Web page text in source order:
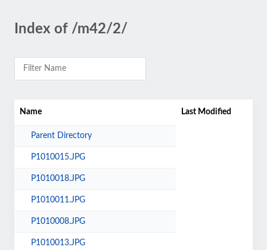
Index of /m42/2/
Name Last Modified
Parent Directory
P1010015.JPG
P1010018.JPG
P1010011.JPG
P1010008.JPG
P1010013.JPG